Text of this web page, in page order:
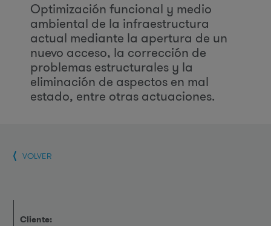
Optimización funcional y medio
ambiental de la infraestructura
actual mediante la apertura de un
nuevo acceso, la corrección de
problemas estructurales y la
eliminación de aspectos en mal
estado, entre otras actuaciones.
VOLVER
Cliente: